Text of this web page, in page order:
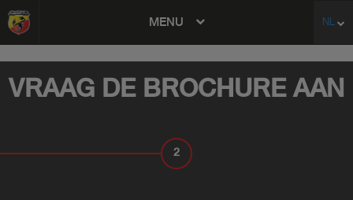
MENU NL
VRAAG DE BROCHURE AAN
2